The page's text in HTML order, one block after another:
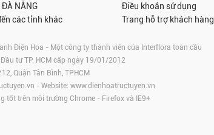
ĐÀ NẴNG
các tỉnh khác
Điều khoản sử dụng
Trang hỗ trợ khách hàng
Điện Hoa - Một công ty thành viên của Interflora toàn cầu
tư TP. HCM cấp ngày 19/01/2012
Quận Tân Bình, TPHCM
- Website: www.dienhoatructuyen.vn
tốt trên môi trường Chrome - Firefox và IE9+